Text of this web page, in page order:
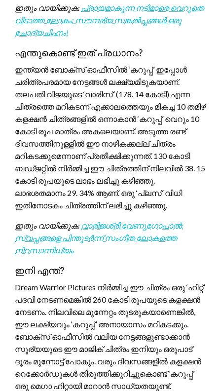
ഇതും വായിക്കുക: പ്രായമാകുന്ന നടിമാരെ വെറുതെ
വിടാത്ത ലോകം: സൗന്ദര്യ സങ്കൽപ്പങ്ങൾ ഒരു
ചോദ്യചിഹ്നം!
എന്തുകൊണ്ട് ഇത് പ്രധാനം?
ഇന്ത്യൻ ബോക്സ് ഓഫീസിൽ ‘കറുപ്പ്’ ഇപ്പോൾ
ചരിത്രപരമായ നേട്ടങ്ങൾ ലക്ഷ്യമിടുകയാണ്.
തലപതി വിജയുടെ ‘വാരിസ്’ (178. 14 കോടി) എന്ന
ചിത്രത്തെ മറികടന്ന് എക്കാലത്തെയും മികച്ച 10 തമിഴ്
കളക്ഷൻ ചിത്രങ്ങളിൽ ഒന്നാകാൻ ‘കറുപ്പ്’ വെറും 10
കോടി രൂപ മാത്രം അകലെയാണ്. അടുത്ത രണ്ട്
ദിവസത്തിനുള്ളിൽ ഈ നാഴികക്കല്ല് ചിത്രം
മറികടക്കുമെന്നാണ് പ്രതീക്ഷിക്കുന്നത്. 130 കോടി
ബഡ്ജറ്റിൽ നിർമ്മിച്ച ഈ ചിത്രത്തിന് നിലവിൽ 38. 15
കോടി രൂപയുടെ ലാഭം ലഭിച്ചു കഴിഞ്ഞു.
ലാഭശതമാനം 29. 34% ആണ്. ഒരു ‘പ്ലസ്’ വിധി
ഇതിനോടകം ചിത്രത്തിന് ലഭിച്ചു കഴിഞ്ഞു.
ഇതും വായിക്കുക: വാരിജശ്രീ വേണുഗോപാൽ:
സ്വപ്നങ്ങളെ പിന്തുടർന്ന് സംഗീത ലോകത്തെ
നിറസാന്നിധ്യം
ഇനി എന്ത്?
Dream Warrior Pictures നിർമ്മിച്ച ഈ ചിത്രം ഒരു ‘ഹിറ്റ്’
പദവി നേടണമെങ്കിൽ 260 കോടി രൂപയുടെ കളക്ഷൻ
നേടണം. നിലവിലെ മുന്നേറ്റം തുടരുകയാണെങ്കിൽ,
ഈ ലക്ഷ്യവും ‘കറുപ്പ്’ അനായാസം മറികടക്കും.
ബോക്സ് ഓഫീസിൽ വലിയ നേട്ടങ്ങളുണ്ടാക്കാൻ
സൂര്യയുടെ ഈ മാജിക് ചിത്രം ഇനിയും ഒരുപാട്
ദൂരം മുന്നോട്ട് പോകും. വരും ദിവസങ്ങളിൽ കളക്ഷൻ
റെക്കോർഡുകൾ തിരുത്തിക്കുറിച്ചുകൊണ്ട് ‘കറുപ്പ്’
ഒരു മെഗാ ഹിറ്റായി മാറാൻ സാധ്യതയുണ്ട്.